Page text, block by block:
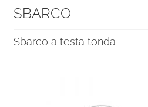
SBARCO
Sbarco a testa tonda